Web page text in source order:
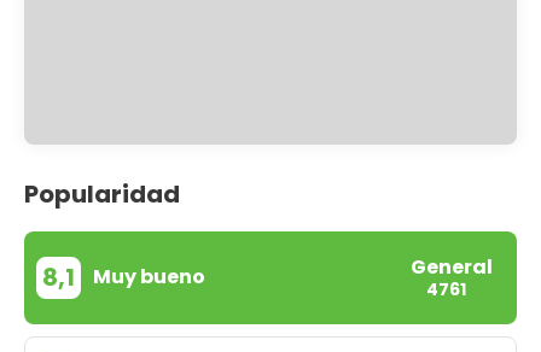
Popularidad
8,1 Muy bueno General
4761